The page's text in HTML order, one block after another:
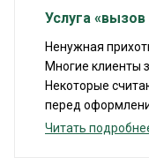
Услуга
Ненужная
Многие клиенты
Некоторые
перед
Читать